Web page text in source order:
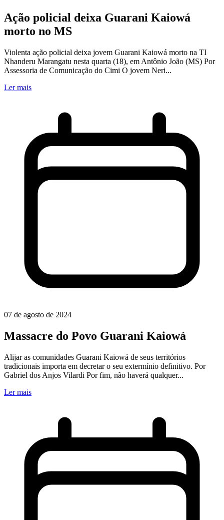
Ação policial deixa Guarani Kaiowá
morto no MS
Violenta ação policial deixa jovem Guarani Kaiowá morto na TI
Nhanderu Marangatu nesta quarta (18), em Antônio João (MS) Por
Assessoria de Comunicação do Cimi O jovem Neri...
Ler mais
07 de agosto de 2024
Massacre do Povo Guarani Kaiowá
Alijar as comunidades Guarani Kaiowá de seus territórios
tradicionais importa em decretar o seu extermínio definitivo. Por
Gabriel dos Anjos Vilardi Por fim, não haverá qualquer...
Ler mais